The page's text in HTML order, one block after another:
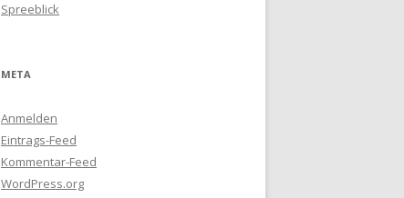
Spreeblick
META
Anmelden
Eintrags-Feed
Kommentar-Feed
WordPress.org